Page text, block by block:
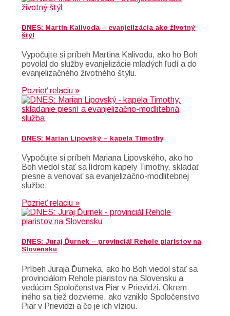
DNES: Martin Kalivoda – evanjelizácia ako životný
štýl
Vypočujte si príbeh Martina Kalivodu, ako ho Boh
povolal do služby evanjelizácie mladých ľudí a do
evanjelizačného životného štýlu.
Pozrieť relaciu »
DNES: Marian Lipovský – kapela Timothy
Vypočujte si príbeh Mariana Lipovského, ako ho
Boh viedol stať sa lídrom kapely Timothy, skladať
piesne a venovať sa evanjelizačno-modlitebnej
službe.
Pozrieť relaciu »
DNES: Juraj Ďurnek – provinciál Rehole piaristov na
Slovensku
Príbeh Juraja Ďurneka, ako ho Boh viedol stať sa
provinciálom Rehole piaristov na Slovensku a
vedúcim Spoločenstva Piar v Prievidzi. Okrem
iného sa tiež dozvieme, ako vzniklo Spoločenstvo
Piar v Prievidzi a čo je ich víziou.